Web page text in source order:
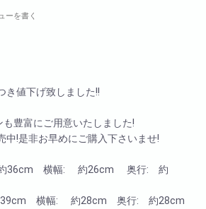
ーを書く
き値下げ致しました!!
豊富にご用意いたしました!
中!是非お早めにご購入下さいませ!
約36cm 横幅: 約26cm 奥行: 約
39cm 横幅: 約28cm 奥行: 約28cm